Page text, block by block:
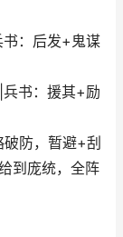
：后发+鬼谋
书：援其+励
防，暂避+刮
到庞统，全阵